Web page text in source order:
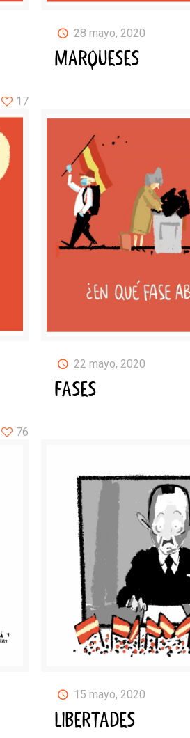
28 mayo, 2020
MARQUESES
17
22 mayo, 2020
FASES
76
15 mayo, 2020
LIBERTADES